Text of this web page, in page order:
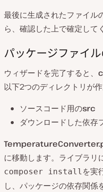
最後に生成されたファイル
ら、確認した上で確定して
パッケージファイ
ウィザードを完了すると、
以下2つのディレクトリが作
ソースコード用のsrc
ダウンロードした依存
に移動します。ライブラリ
composer install を実
し、パッケージの依存関係